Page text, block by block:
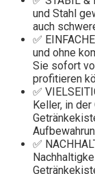
und Stahl
auch
✅
und ohne
Sie sofort
profitieren
✅
Keller, in
✅